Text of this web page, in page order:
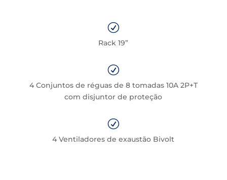
R
Rack 19”
R
4 Conjuntos de réguas de 8 tomadas 10A 2P+T
com disjuntor de proteção
R
4 Ventiladores de exaustão Bivolt